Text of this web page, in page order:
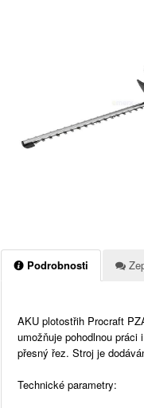
Podrobnosti
AKU plotostřih Procraft
umožňuje pohodlnou
přesný řez. Stroj je
Technické parametry: